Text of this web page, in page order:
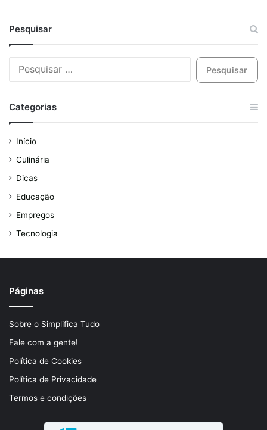
Pesquisar
Categorias
Início
Culinária
Dicas
Educação
Empregos
Tecnologia
Páginas
Sobre o Simplifica Tudo
Fale com a gente!
Política de Cookies
Política de Privacidade
Termos e condições